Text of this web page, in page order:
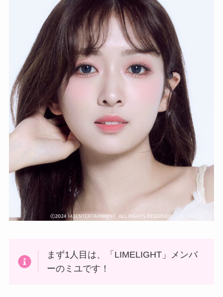
まず1人目は、「LIMELIGHT」メンバ
ーのミユです！